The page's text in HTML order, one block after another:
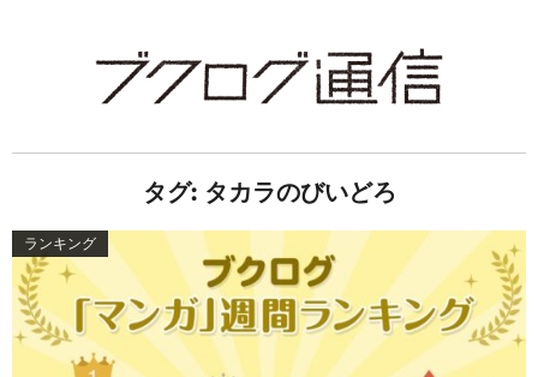
タグ: タカラのびいどろ
ランキング